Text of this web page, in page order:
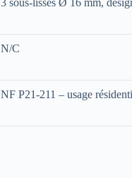
3 sous-lisses Ø 16 mm,
N/C
NF P21-211 – usage